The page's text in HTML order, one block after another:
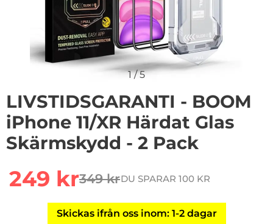
1/5
LIVSTIDSGARANTI - BOOM
iPhone 11/XR Härdat Glas
Skärmskydd - 2 Pack
rea pris
249 krtidigare pris
349 krDU SPARAR 100 KR
Skickas ifrån oss inom: 1-2 dagar